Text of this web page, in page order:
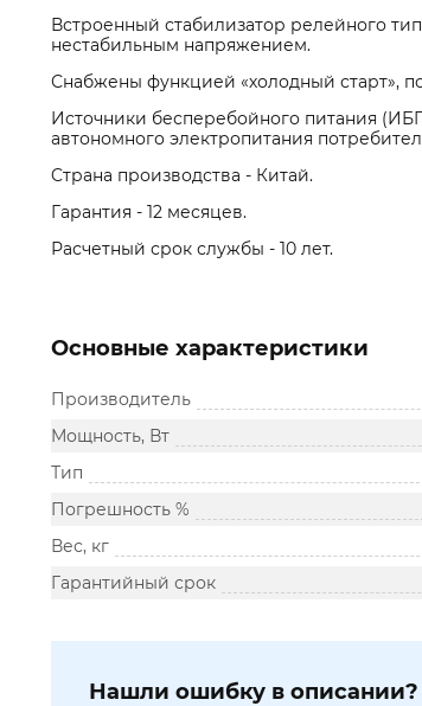
Встроенный стабилизатор релейного
нестабильным напряжением.
Снабжены функцией «холодный старт»,
Источники бесперебойного питания
автономного электропитания
Cтрана производства - Китай.
Гарантия - 12 месяцев.
Расчетный срок службы - 10 лет.
Основные характеристики
Производитель
Мощность, Вт
Тип
Погрешность %
Вес, кг
Гарантийный срок
Нашли ошибку в описании?